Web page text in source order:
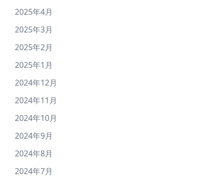
2025年4月
2025年3月
2025年2月
2025年1月
2024年12月
2024年11月
2024年10月
2024年9月
2024年8月
2024年7月